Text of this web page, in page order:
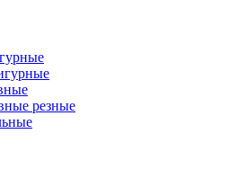
резные